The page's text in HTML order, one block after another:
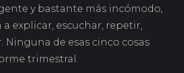
y bastante más incómodo,
explicar, escuchar, repetir,
Ninguna de esas cinco cosas
trimestral.